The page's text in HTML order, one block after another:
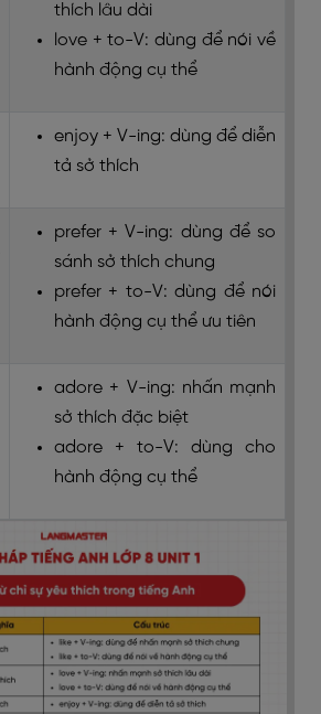
thích lâu dài
love + to-V: dùng để nói về
hành động cụ thể
enjoy + V-ing: dùng để diễn
tả sở thích
prefer + V-ing: dùng để so
sánh sở thích chung
prefer + to-V: dùng để nói
hành động cụ thể ưu tiên
adore + V-ing: nhấn mạnh
sở thích đặc biệt
adore + to-V: dùng cho
hành động cụ thể